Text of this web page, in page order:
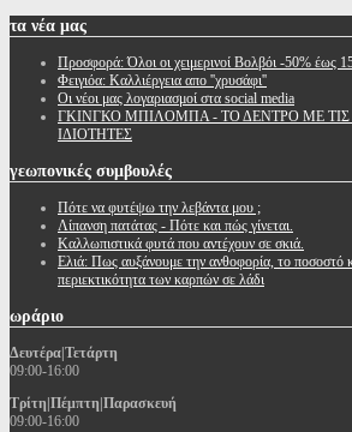
τα νέα μας
Προσφορά: Όλοι οι χειμερινοί Βολβόι -50% έως
Φειγιόα: Καλλιέργεια απο ''χρυσάφι''
Oι νέοι μας λογαριασμοί στα social media
ΓΚΙΝΓΚΟ ΜΠΙΛΟΜΠΑ - ΤΟ ΔΕΝΤΡΟ ΜΕ ΤΙΣ
ΙΔΙΟΤΗΤΕΣ
γεωπονικές συμβουλές
Πότε να φυτέψω την λεβάντα μου ;
Λίπανση πατάτας - Πότε και πώς γίνεται.
Καλλωπιστικά φυτά που αντέχουν σε σκιά.
Ελιά: Πως αυξάνουμε την ανθοφορία, το ποσοστό
περιεκτικότητα των καρπών σε λάδι
ωράριο
Δευτέρα|Τετάρτη
09:00-16:00
Τρίτη|Πέμπτη|Παρασκευή
09:00-16:00